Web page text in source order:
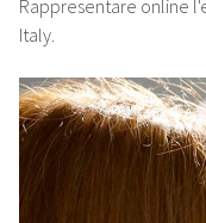
Rappresentare online
Italy.